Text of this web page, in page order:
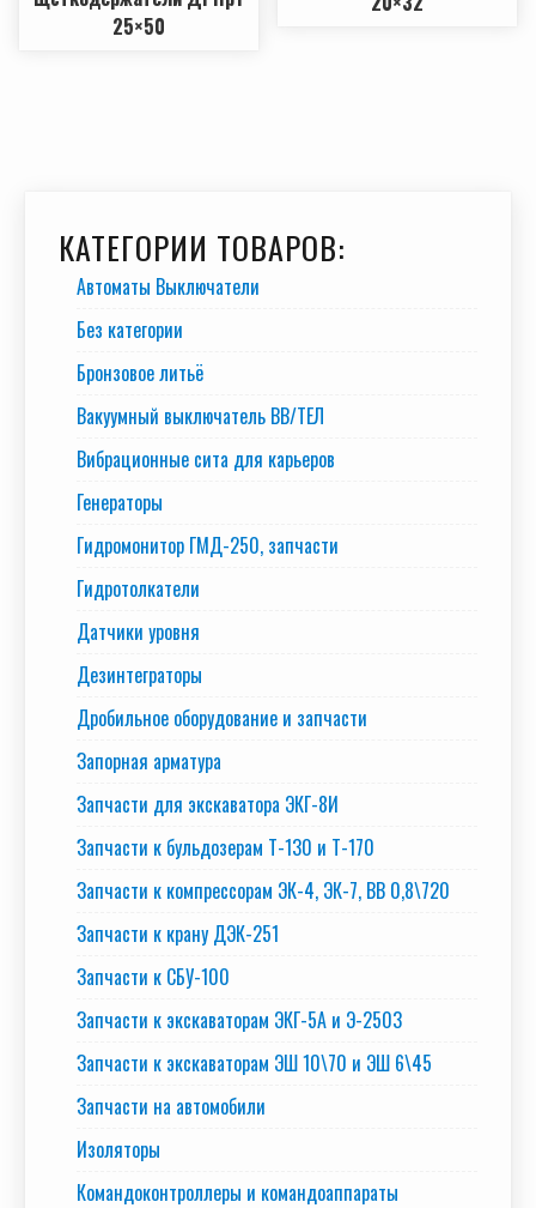
25×50
КАТЕГОРИИ ТОВАРОВ:
Автоматы Выключатели
Без категории
Бронзовое литьё
Вакуумный выключатель BB/TEЛ
Вибрационные сита для карьеров
Генераторы
Гидромонитор ГМД-250, запчасти
Гидротолкатели
Датчики уровня
Дезинтеграторы
Дробильное оборудование и запчасти
Запорная арматура
Запчасти для экскаватора ЭКГ-8И
Запчасти к бульдозерам Т-130 и Т-170
Запчасти к компрессорам ЭК-4, ЭК-7, ВВ 0,8\720
Запчасти к крану ДЭК-251
Запчасти к СБУ-100
Запчасти к экскаваторам ЭКГ-5А и Э-2503
Запчасти к экскаваторам ЭШ 10\70 и ЭШ 6\45
Запчасти на автомобили
Изоляторы
Командоконтроллеры и командоаппараты